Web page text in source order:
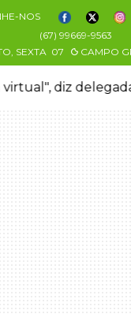
NOS
(67) 99669-9563
SEXTA 07 CAMPO
diz